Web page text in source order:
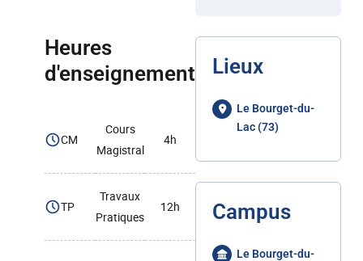
Heures
d'enseignement
CM
Cours
Magistral
4h
TP
Travaux
Pratiques
12h
Lieux
Le Bourget-du-
Lac (73)
Campus
Le Bourget-du-